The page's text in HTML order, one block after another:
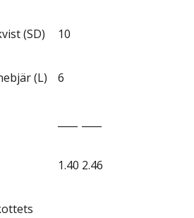
(SD) 10
(L) 6
1.40 2.46